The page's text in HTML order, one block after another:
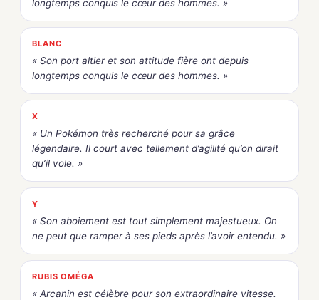
longtemps conquis le cœur des hommes. »
BLANC
« Son port altier et son attitude fière ont depuis
longtemps conquis le cœur des hommes. »
X
« Un Pokémon très recherché pour sa grâce
légendaire. Il court avec tellement d’agilité qu’on dirait
qu’il vole. »
Y
« Son aboiement est tout simplement majestueux. On
ne peut que ramper à ses pieds après l’avoir entendu. »
RUBIS OMÉGA
« Arcanin est célèbre pour son extraordinaire vitesse.